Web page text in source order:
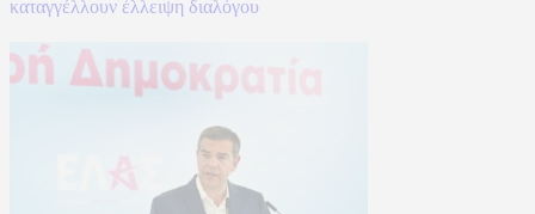
καταγγέλλουν έλλειψη διαλόγου